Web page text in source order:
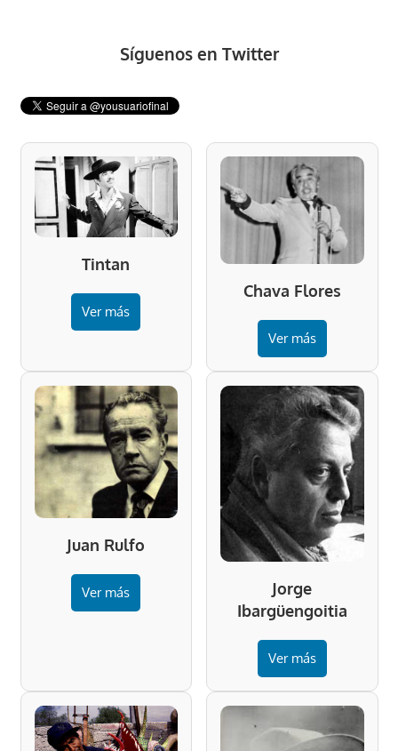
Síguenos en Twitter
Tintan
Ver más
Chava Flores
Ver más
Juan Rulfo
Ver más
Jorge
Ibargüengoitia
Ver más